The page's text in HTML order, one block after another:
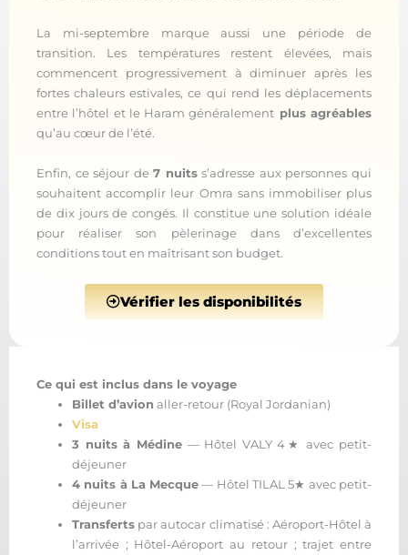
La mi-septembre marque aussi une période de
transition. Les températures restent élevées, mais
commencent progressivement à diminuer après les
fortes chaleurs estivales, ce qui rend les déplacements
entre l’hôtel et le Haram généralement plus agréables
qu’au cœur de l’été.
Enfin, ce séjour de7 nuitss’adresse aux personnes qui
souhaitent accomplir leur Omra sans immobiliser plus
de dix jours de congés. Il constitue une solution idéale
pour réaliser son pèlerinage dans d’excellentes
conditions tout en maîtrisant son budget.
Vérifier les disponibilités
Ce qui est inclus dans le voyage
Billet d’avion aller-retour (Royal Jordanian)
Visa
3 nuits à Médine— Hôtel VALY 4★ avec petit-
déjeuner
4 nuits à La Mecque— Hôtel TILAL 5★ avec petit-
déjeuner
Transferts par autocar climatisé : Aéroport-Hôtel à
l’arrivée ; Hôtel-Aéroport au retour ; trajet entre